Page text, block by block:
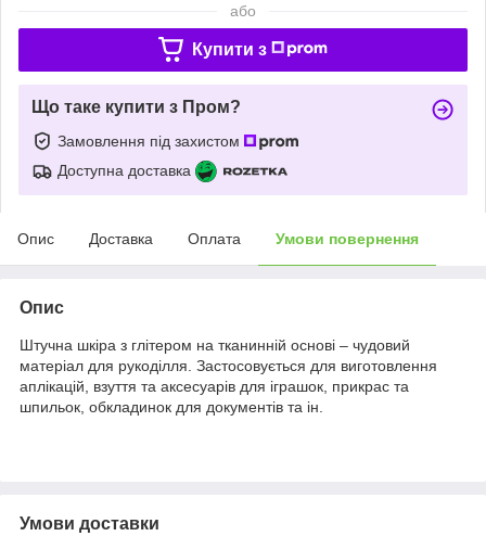
або
Купити з
Що таке купити з Пром?
Замовлення під захистом
Доступна доставка
Опис Доставка Оплата Умови повернення
Опис
Штучна шкіра з глітером на тканинній основі – чудовий
матеріал для рукоділля. Застосовується для виготовлення
аплікацій, взуття та аксесуарів для іграшок, прикрас та
шпильок, обкладинок для документів та ін.
Умови доставки